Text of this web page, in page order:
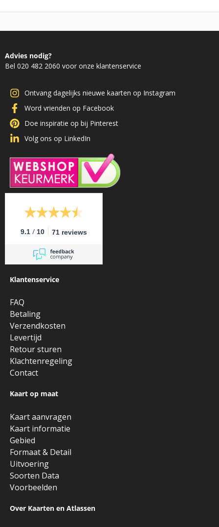
Advies nodig?
Bel 020 482 2060 voor onze klantenservice
Ontvang dagelijks nieuwe kaarten op Instagram
Word vrienden op Facebook
Doe inspiratie op bij Pinterest
Volg ons op LinkedIn
9.1 / 10 71 reviews
Klantenservice
FAQ
Betaling
Verzendkosten
Levertijd
Retour sturen
Klachtenregeling
Contact
Kaart op maat
Kaart aanvragen
Kaart informatie
Gebied
Formaat & Detail
Uitvoering
Soorten Data
Voorbeelden
Over Kaarten en Atlassen